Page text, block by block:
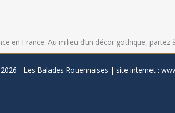
en France. Au milieu d’un décor gothique,
- Les Balades Rouennaises | site internet :